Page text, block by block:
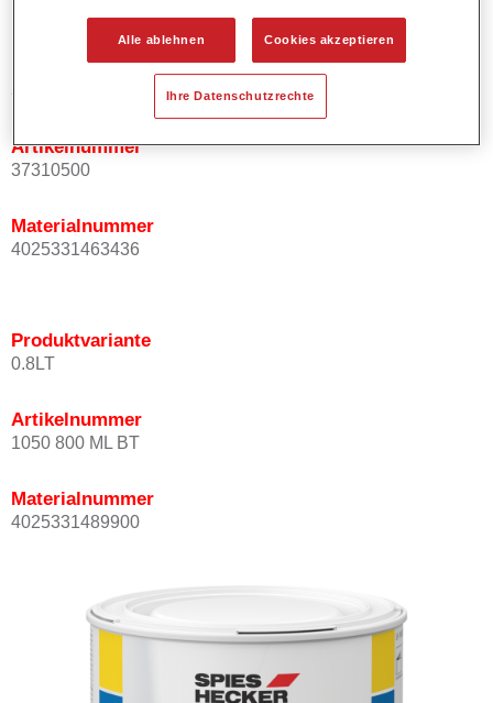
Produktvariante
3.5LT
Artikelnummer
37310500
Materialnummer
4025331463436
Produktvariante
0.8LT
Artikelnummer
1050 800 ML BT
Materialnummer
4025331489900
Alle ablehnen Cookies akzeptieren
Ihre Datenschutzrechte